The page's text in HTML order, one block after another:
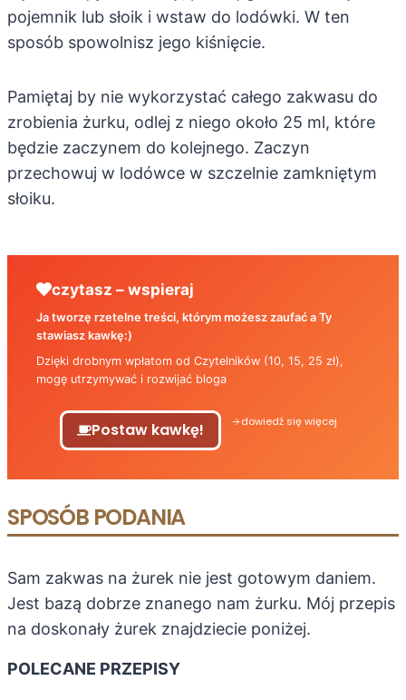
pojemnik lub słoik i wstaw do lodówki. W ten
sposób spowolnisz jego kiśnięcie.
Pamiętaj by nie wykorzystać całego zakwasu do
zrobienia żurku, odlej z niego około 25 ml, które
będzie zaczynem do kolejnego. Zaczyn
przechowuj w lodówce w szczelnie zamkniętym
słoiku.
czytasz – wspieraj
Ja tworzę rzetelne treści, którym możesz zaufać a Ty
stawiasz kawkę:)
Dzięki drobnym wpłatom od Czytelników (10, 15, 25 zł),
mogę utrzymywać i rozwijać bloga
Postaw kawkę! dowiedź się więcej
SPOSÓB PODANIA
Sam zakwas na żurek nie jest gotowym daniem.
Jest bazą dobrze znanego nam żurku. Mój przepis
na doskonały żurek znajdziecie poniżej.
POLECANE PRZEPISY